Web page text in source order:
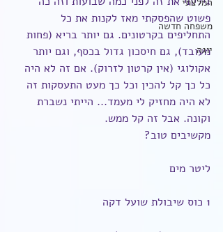
משפחה חדשה
יוגה
פשוט שהפסקתי מאז לקנות את כל
התחליפים בקרטונים. גם יותר בריא (פחות
מעובד), גם חיסכון גדול בכסף, וגם יותר
אקולוגי (אין קרטון לזרוק). אם זה לא היה
כל כך קל להכין וכל כך מעט התעסקות זה
לא היה מחזיק לי מעמד... הייתי נשברת
וקונה. אבל זה קל ממש.
מקשיבים טוב?
ליטר מים
1 כוס שיבולת שועל דקה